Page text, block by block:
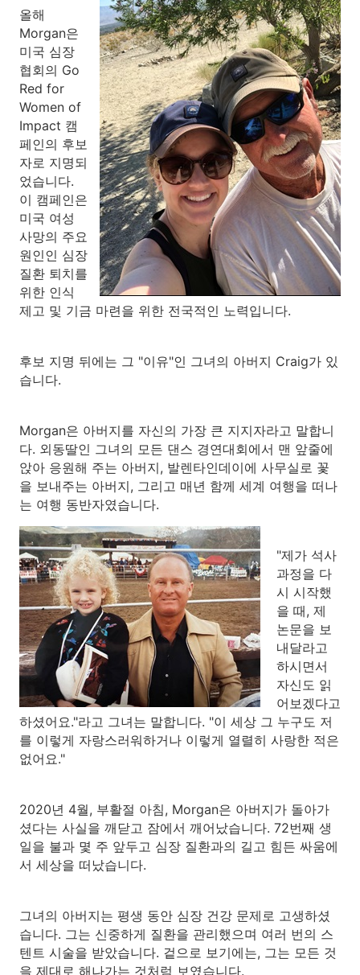
올해
Morgan은
미국 심장
협회의 Go
Red for
Women of
Impact 캠
페인의 후보
자로 지명되
었습니다.
이 캠페인은
미국 여성
사망의 주요
원인인 심장
질환 퇴치를
위한 인식
제고 및 기금 마련을 위한 전국적인 노력입니다.
후보 지명 뒤에는 그 "이유"인 그녀의 아버지 Craig가 있
습니다.
Morgan은 아버지를 자신의 가장 큰 지지자라고 말합니
다. 외동딸인 그녀의 모든 댄스 경연대회에서 맨 앞줄에
앉아 응원해 주는 아버지, 발렌타인데이에 사무실로 꽃
을 보내주는 아버지, 그리고 매년 함께 세계 여행을 떠나
는 여행 동반자였습니다.
"제가 석사
과정을 다
시 시작했
을 때, 제
논문을 보
내달라고
하시면서
자신도 읽
어보겠다고
하셨어요."라고 그녀는 말합니다. "이 세상 그 누구도 저
를 이렇게 자랑스러워하거나 이렇게 열렬히 사랑한 적은
없어요."
2020년 4월, 부활절 아침, Morgan은 아버지가 돌아가
셨다는 사실을 깨닫고 잠에서 깨어났습니다. 72번째 생
일을 불과 몇 주 앞두고 심장 질환과의 길고 힘든 싸움에
서 세상을 떠났습니다.
그녀의 아버지는 평생 동안 심장 건강 문제로 고생하셨
습니다. 그는 신중하게 질환을 관리했으며 여러 번의 스
텐트 시술을 받았습니다. 겉으로 보기에는, 그는 모든 것
을 제대로 해나가는 것처럼 보였습니다.